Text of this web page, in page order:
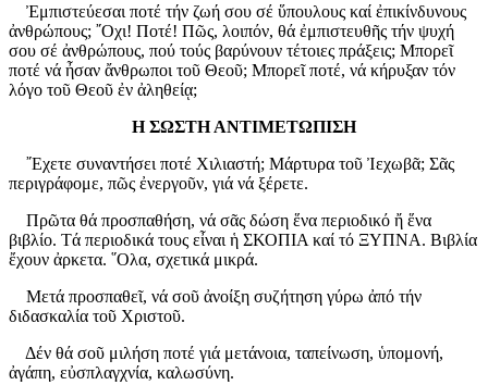
Ἐμπιστεύεσαι ποτέ τήν ζωή σου σέ ὕπουλους καί ἐπικίνδυνους
ἀνθρώπους; ῎Οχι! Ποτέ! Πῶς, λοιπόν, θά ἐμπιστευθῆς τήν ψυχή
σου σέ ἀνθρώπους, πού τούς βαρύνουν τέτοιες πράξεις; Μπορεῖ
ποτέ νά ἦσαν ἄνθρωποι τοῦ Θεοῦ; Μπορεῖ ποτέ, νά κήρυξαν τόν
λόγο τοῦ Θεοῦ ἐν ἀληθείᾳ;
Η ΣΩΣΤΗ ΑΝΤΙΜΕΤΩΠΙΣΗ
῎Εχετε συναντήσει ποτέ Χιλιαστή; Μάρτυρα τοῦ Ἰεχωβᾶ; Σᾶς
περιγράφομε, πῶς ἐνεργοῦν, γιά νά ξέρετε.
Πρῶτα θά προσπαθήση, νά σᾶς δώση ἕνα περιοδικό ἤ ἕνα
βιβλίο. Τά περιοδικά τους εἶναι ἡ ΣΚΟΠΙΑ καί τό ΞΥΠΝΑ. Βιβλία
ἔχουν ἀρκετα. ῞Ολα, σχετικά μικρά.
Μετά προσπαθεῖ, νά σοῦ ἀνοίξη συζήτηση γύρω ἀπό τήν
διδασκαλία τοῦ Χριστοῦ.
Δέν θά σοῦ μιλήση ποτέ γιά μετάνοια, ταπείνωση, ὑπομονή,
ἀγάπη, εὐσπλαγχνία, καλωσύνη.